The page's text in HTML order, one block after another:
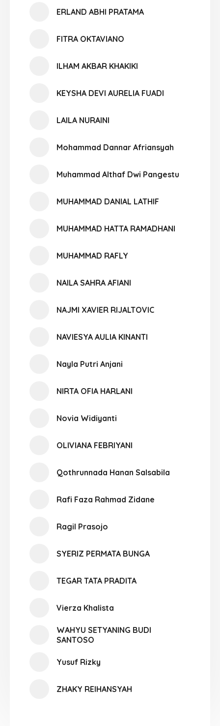
ERLAND ABHI PRATAMA
FITRA OKTAVIANO
ILHAM AKBAR KHAKIKI
KEYSHA DEVI AURELIA FUADI
LAILA NURAINI
Mohammad Dannar Afriansyah
Muhammad Althaf Dwi Pangestu
MUHAMMAD DANIAL LATHIF
MUHAMMAD HATTA RAMADHANI
MUHAMMAD RAFLY
NAILA SAHRA AFIANI
NAJMI XAVIER RIJALTOVIC
NAVIESYA AULIA KINANTI
Nayla Putri Anjani
NIRTA OFIA HARLANI
Novia Widiyanti
OLIVIANA FEBRIYANI
Qothrunnada Hanan Salsabila
Rafi Faza Rahmad Zidane
Ragil Prasojo
SYERIZ PERMATA BUNGA
TEGAR TATA PRADITA
Vierza Khalista
WAHYU SETYANING BUDI
SANTOSO
Yusuf Rizky
ZHAKY REIHANSYAH